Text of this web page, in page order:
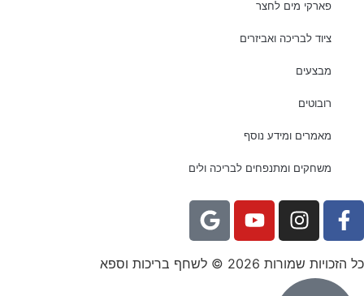
פארקי מים לחצר
ציוד לבריכה ואביזרים
מבצעים
רובוטים
מאמרים ומידע נוסף
משחקים ומתנפחים לבריכה ולים
כל הזכויות שמורות 2026 © לשחף בריכות וספא